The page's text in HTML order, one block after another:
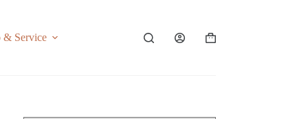
& Service
Shopping